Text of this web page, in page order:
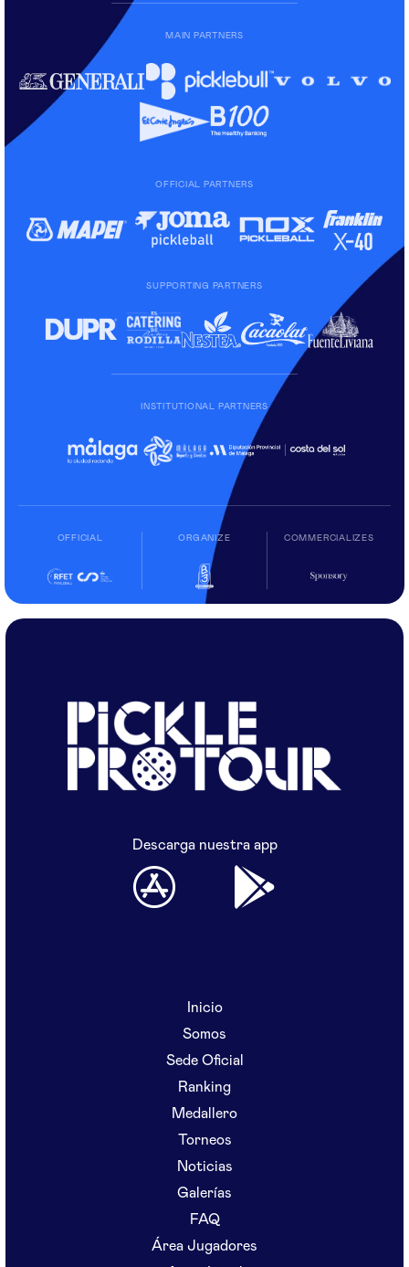
MAIN PARTNERS
OFFICIAL PARTNERS
SUPPORTING PARTNERS
INSTITUTIONAL PARTNERS
OFFICIAL ORGANIZE COMMERCIALIZES
Descarga nuestra app
Inicio
Somos
Sede Oficial
Ranking
Medallero
Torneos
Noticias
Galerías
FAQ
Área Jugadores